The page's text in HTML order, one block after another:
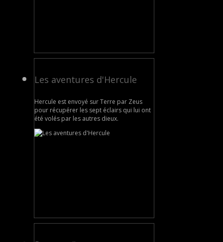
Les aventures d'Hercule
Hercule est envoyé sur Terre par Zeus
pour récupérer les sept éclairs qui lui ont
été volés par les autres dieux.